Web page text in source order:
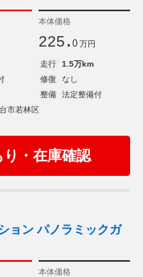
本体価格
225. 0 万円
走行
1.5万km
修復
なし
整備
法定整備付
市若林区
り・在庫確認
ョン パノラミックガ
本体価格